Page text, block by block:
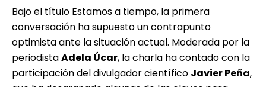
Bajo el título Estamos a tiempo, la primera
conversación ha supuesto un contrapunto
optimista ante la situación actual. Moderada por la
periodistaAdela Úcar, la charla ha contado con la
participación del divulgador científico Javier Peña,